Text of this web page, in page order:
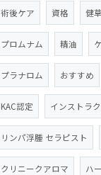
術後ケア 資格 健
プロムナム 精油
プラナロム おすすめ
KAC認定 インストラ
リンパ浮腫 セラピスト
クリニークアロマ ハ